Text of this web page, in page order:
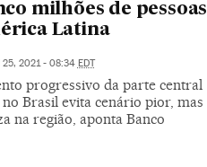
milhões de pessoas
Latina
25, 2021 - 08:34 EDT
progressivo da parte central
Brasil evita cenário pior, mas
na região, aponta Banco